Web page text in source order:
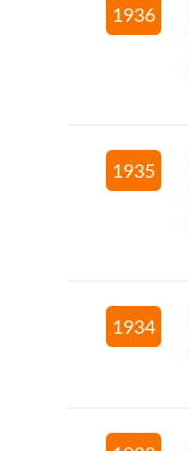
1936
1935
1934